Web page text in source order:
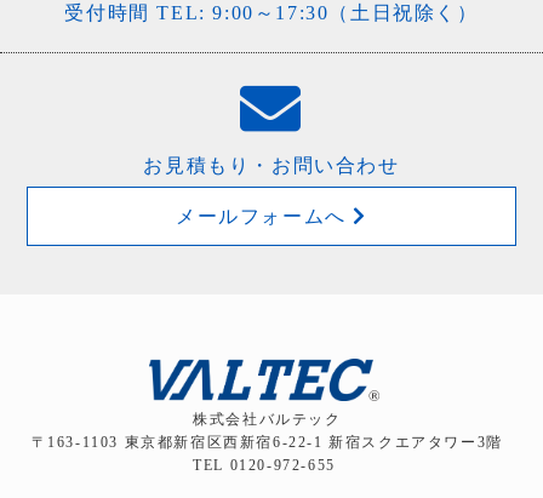
受付時間 TEL: 9:00～17:30（土日祝除く）
お見積もり・お問い合わせ
メールフォームへ
株式会社バルテック
〒163-1103 東京都新宿区西新宿6-22-1 新宿スクエアタワー3階
TEL 0120-972-655